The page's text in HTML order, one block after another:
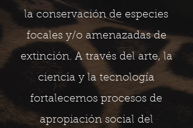
la conservación de especies
focales y/o amenazadas de
extinción. A través del arte, la
ciencia y la tecnología
fortalecemos procesos de
apropiación social del